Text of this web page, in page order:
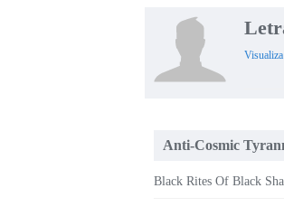
Anti-Cosmic
Black Rites Of Black